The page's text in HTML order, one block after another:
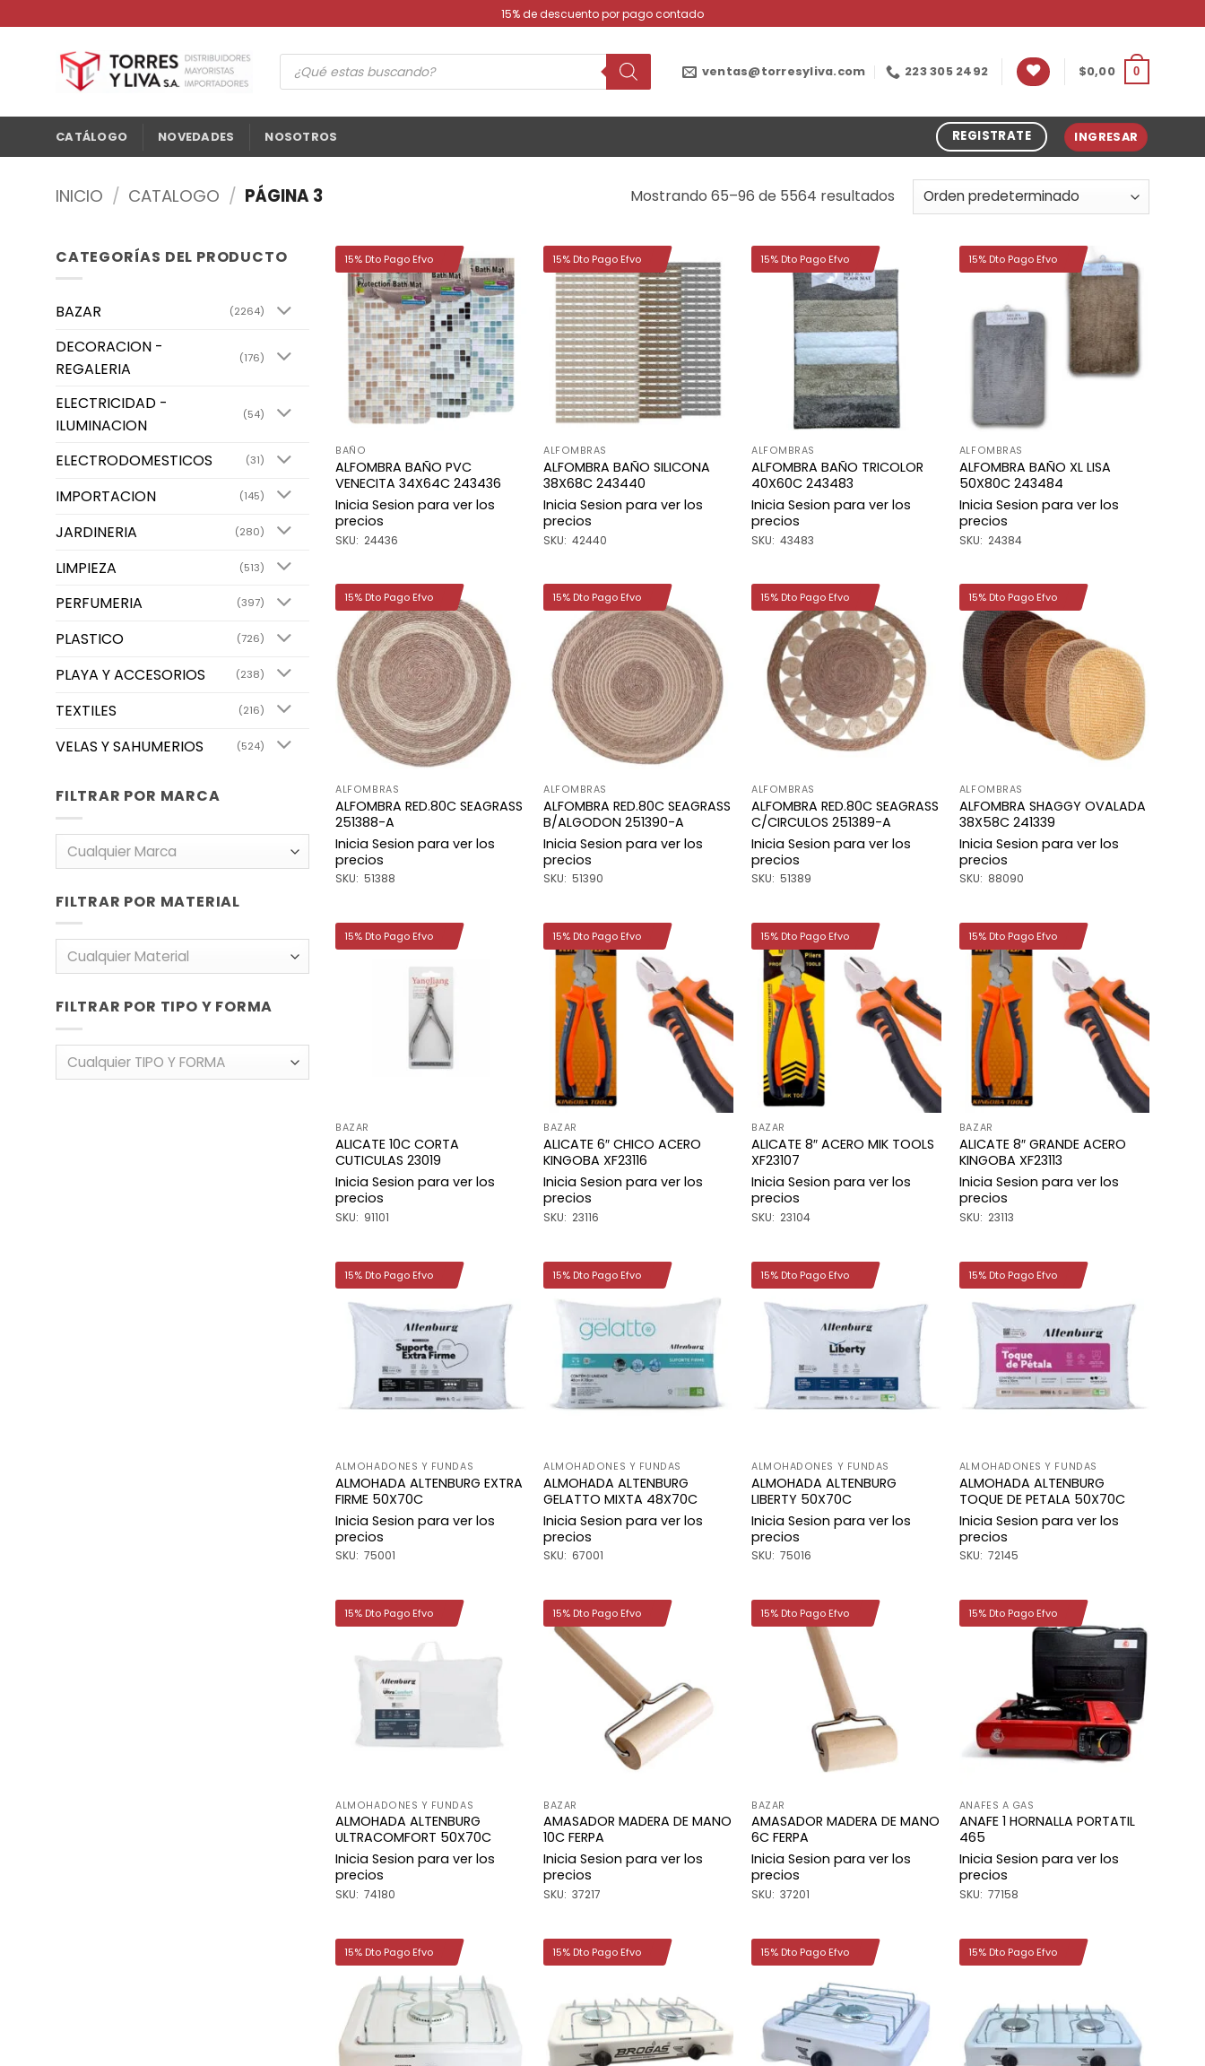
al
contenido
15% de descuento por pago contado
Búsqueda
productos
ventas@torresyliva.com 223 305 2492 $0,00 0
CATÁLOGO NOVEDADES NOSOTROS REGISTRATE INGRESAR
INICIO / CATALOGO / PÁGINA 3 Mostrando 65–96 de 5564 resultados
CATEGORÍAS DEL PRODUCTO
BAZAR (2264)
DECORACION -
REGALERIA
(176)
ELECTRICIDAD -
ILUMINACION
(54)
ELECTRODOMESTICOS (31)
IMPORTACION (145)
JARDINERIA (280)
LIMPIEZA (513)
PERFUMERIA (397)
PLASTICO (726)
PLAYA Y ACCESORIOS (238)
TEXTILES (216)
VELAS Y SAHUMERIOS (524)
FILTRAR POR MARCA
Cualquier Marca
FILTRAR POR MATERIAL
Cualquier Material
FILTRAR POR TIPO Y FORMA
Cualquier TIPO Y FORMA
Añadir
a la
lista de
deseos
BAÑO
ALFOMBRA BAÑO PVC
VENECITA 34X64C 243436
Inicia Sesion para ver los
precios
SKU: 24436
15% Dto Pago Efvo
Añadir
a la
lista de
deseos
ALFOMBRAS
ALFOMBRA BAÑO SILICONA
38X68C 243440
Inicia Sesion para ver los
precios
SKU: 42440
15% Dto Pago Efvo
Añadir
lista de
deseos
ALFOMBRAS
ALFOMBRA BAÑO TRICOLOR
40X60C 243483
Inicia Sesion para ver los
precios
SKU: 43483
15% Dto Pago Efvo
Añadir
a la
lista de
deseos
ALFOMBRAS
ALFOMBRA BAÑO XL LISA
50X80C 243484
Inicia Sesion para ver los
precios
SKU: 24384
15% Dto Pago Efvo
Añadir
a la
lista de
deseos
ALFOMBRAS
ALFOMBRA RED.80C SEAGRASS
251388-A
Inicia Sesion para ver los
precios
SKU: 51388
15% Dto Pago Efvo
Añadir
a la
lista de
deseos
ALFOMBRAS
ALFOMBRA RED.80C SEAGRASS
B/ALGODON 251390-A
Inicia Sesion para ver los
precios
SKU: 51390
15% Dto Pago Efvo
Añadir
a la
lista de
deseos
ALFOMBRAS
ALFOMBRA RED.80C SEAGRASS
C/CIRCULOS 251389-A
Inicia Sesion para ver los
precios
SKU: 51389
15% Dto Pago Efvo
a la
lista de
deseos
ALFOMBRAS
ALFOMBRA SHAGGY OVALADA
38X58C 241339
Inicia Sesion para ver los
precios
SKU: 88090
15% Dto Pago Efvo
BAZAR
ALICATE 10C CORTA
CUTICULAS 23019
Inicia Sesion para ver los
precios
SKU: 91101
15% Dto Pago Efvo
Añadir
a la
lista de
deseos
BAZAR
ALICATE 6″ CHICO ACERO
KINGOBA XF23116
Inicia Sesion para ver los
precios
SKU: 23116
15% Dto Pago Efvo
Añadir
a la
lista de
deseos
BAZAR
ALICATE 8″ ACERO MIK TOOLS
XF23107
Inicia Sesion para ver los
precios
SKU: 23104
15% Dto Pago Efvo
Añadir
a la
lista de
deseos
BAZAR
ALICATE 8″ GRANDE ACERO
KINGOBA XF23113
Inicia Sesion para ver los
precios
SKU: 23113
15% Dto Pago Efvo
Añadir
a la
lista de
deseos
ALMOHADONES Y FUNDAS
ALMOHADA ALTENBURG EXTRA
FIRME 50X70C
Inicia Sesion para ver los
precios
SKU: 75001
15% Dto Pago Efvo
deseos
ALMOHADONES Y FUNDAS
ALMOHADA ALTENBURG
GELATTO MIXTA 48X70C
Inicia Sesion para ver los
precios
SKU: 67001
15% Dto Pago Efvo
Añadir
a la
lista de
deseos
ALMOHADONES Y FUNDAS
ALMOHADA ALTENBURG
LIBERTY 50X70C
Inicia Sesion para ver los
precios
SKU: 75016
15% Dto Pago Efvo
Añadir
lista de
deseos
ALMOHADONES Y FUNDAS
ALMOHADA ALTENBURG
TOQUE DE PETALA 50X70C
Inicia Sesion para ver los
precios
SKU: 72145
15% Dto Pago Efvo
a la
lista de
ALMOHADONES Y FUNDAS
ALMOHADA ALTENBURG
ULTRACOMFORT 50X70C
Inicia Sesion para ver los
precios
SKU: 74180
15% Dto Pago Efvo
deseos
BAZAR
AMASADOR MADERA DE MANO
10C FERPA
Inicia Sesion para ver los
precios
SKU: 37217
15% Dto Pago Efvo
BAZAR
AMASADOR MADERA DE MANO
6C FERPA
Inicia Sesion para ver los
precios
SKU: 37201
15% Dto Pago Efvo
Añadir
lista de
deseos
ANAFES A GAS
ANAFE 1 HORNALLA PORTATIL
465
Inicia Sesion para ver los
precios
SKU: 77158
15% Dto Pago Efvo
Añadir
a la
lista de
deseos
15% Dto Pago Efvo
lista de
deseos
15% Dto Pago Efvo
Añadir
a la
lista de
deseos
15% Dto Pago Efvo
lista de
deseos
15% Dto Pago Efvo